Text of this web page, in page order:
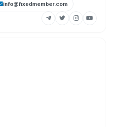
info@fixedmember.com